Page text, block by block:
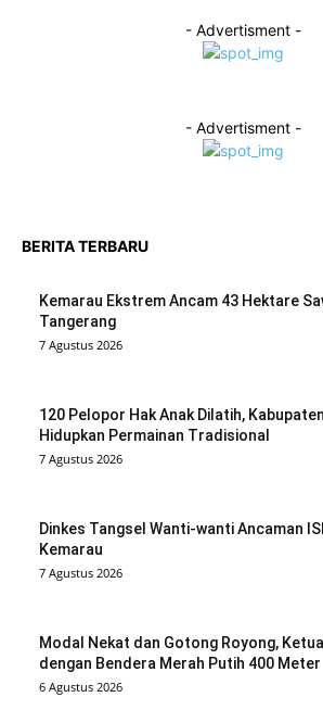
- Advertisment -
- Advertisment -
BERITA TERBARU
Kemarau Ekstrem Ancam 43 Hektare
Tangerang
7 Agustus 2026
120 Pelopor Hak Anak Dilatih,
Hidupkan Permainan Tradisional
7 Agustus 2026
Dinkes Tangsel Wanti-wanti Ancaman
Kemarau
7 Agustus 2026
Modal Nekat dan Gotong Royong,
dengan Bendera Merah Putih 400 Meter
6 Agustus 2026